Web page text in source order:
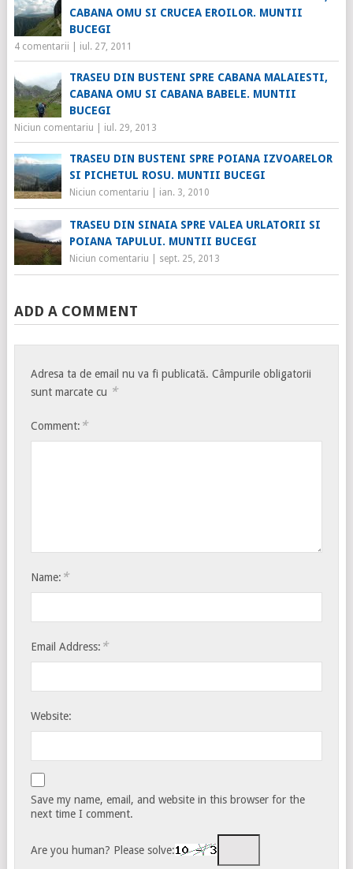
CABANA OMU SI CRUCEA EROILOR. MUNTII
BUCEGI
4 comentarii iul. 27, 2011
TRASEU DIN BUSTENI SPRE CABANA MALAIESTI,
CABANA OMU SI CABANA BABELE. MUNTII
BUCEGI
Niciun comentariu iul. 29, 2013
TRASEU DIN BUSTENI SPRE POIANA IZVOARELOR
SI PICHETUL ROSU. MUNTII BUCEGI
Niciun comentariu ian. 3, 2010
TRASEU DIN SINAIA SPRE VALEA URLATORII SI
POIANA TAPULUI. MUNTII BUCEGI
Niciun comentariu sept. 25, 2013
ADD A COMMENT
Adresa ta de email nu va fi publicată. Câmpurile obligatorii
sunt marcate cu *
Comment: *
Name: *
Email Address: *
Website:
Save my name, email, and website in this browser for the
next time I comment.
Are you human? Please solve: